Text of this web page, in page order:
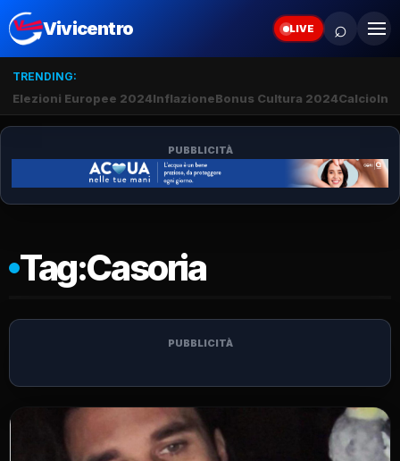
Vivicentro LIVE ⌕
TRENDING:
Elezioni Europee 2024InflazioneBonus Cultura 2024Calcio
PUBBLICITÀ
Tag:Casoria
PUBBLICITÀ